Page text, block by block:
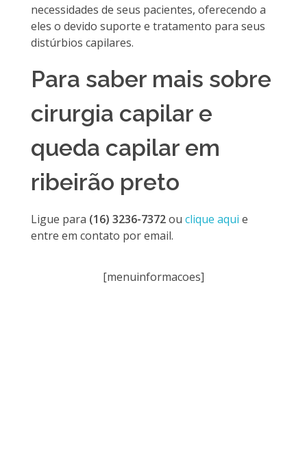
necessidades de seus pacientes, oferecendo a
eles o devido suporte e tratamento para seus
distúrbios capilares.
Para saber mais sobre
cirurgia capilar e
queda capilar em
ribeirão preto
Ligue para (16) 3236-7372ou clique aqui e
entre em contato por email.
[menuinformacoes]